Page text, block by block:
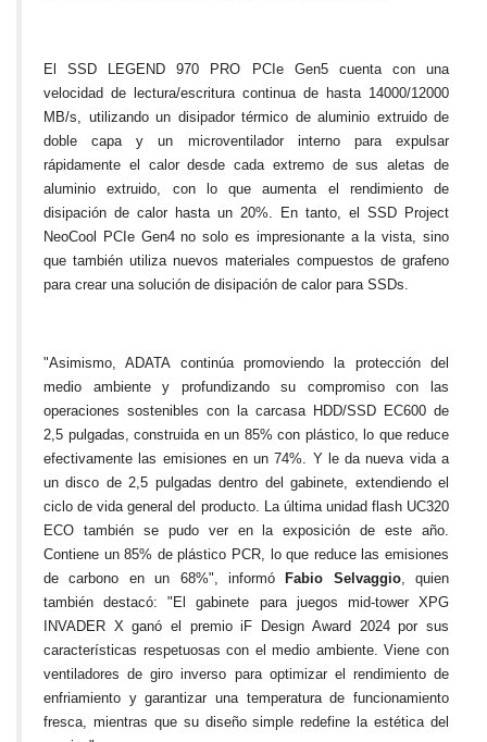
El SSD LEGEND 970 PRO PCIe Gen5 cuenta con una
velocidad de lectura/escritura continua de hasta 14000/12000
MB/s, utilizando un disipador térmico de aluminio extruido de
doble capa y un microventilador interno para expulsar
rápidamente el calor desde cada extremo de sus aletas de
aluminio extruido, con lo que aumenta el rendimiento de
disipación de calor hasta un 20%. En tanto, el SSD Project
NeoCool PCIe Gen4 no solo es impresionante a la vista, sino
que también utiliza nuevos materiales compuestos de grafeno
para crear una solución de disipación de calor para SSDs.
"Asimismo, ADATA continúa promoviendo la protección del
medio ambiente y profundizando su compromiso con las
operaciones sostenibles con la carcasa HDD/SSD EC600 de
2,5 pulgadas, construida en un 85% con plástico, lo que reduce
efectivamente las emisiones en un 74%. Y le da nueva vida a
un disco de 2,5 pulgadas dentro del gabinete, extendiendo el
ciclo de vida general del producto. La última unidad flash UC320
ECO también se pudo ver en la exposición de este año.
Contiene un 85% de plástico PCR, lo que reduce las emisiones
de carbono en un 68%", informó
Fabio Selvaggio, quien
también destacó: "El gabinete para juegos mid-tower XPG
INVADER X ganó el premio iF Design Award 2024 por sus
características respetuosas con el medio ambiente. Viene con
ventiladores de giro inverso para optimizar el rendimiento de
enfriamiento y garantizar una temperatura de funcionamiento
fresca, mientras que su diseño simple redefine la estética del